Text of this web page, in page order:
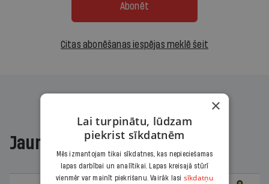
Abonēt
Citas abonēšanas iespējas meklē šeit
Jaunākajā žurnālā
×
Lai turpinātu, lūdzam
piekrist sīkdatnēm
Mēs izmantojam tikai sīkdatnes, kas nepieciešamas
lapas darbībai un analītikai. Lapas kreisajā stūrī
vienmēr var mainīt piekrišanu. Vairāk lasi sīkdatņu